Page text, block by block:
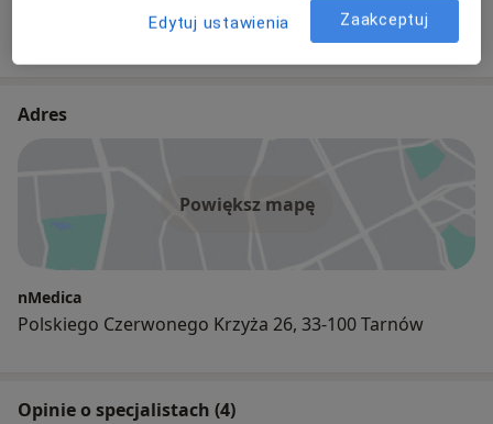
3 opinie
Adres
Powiększ mapę
nMedica
Polskiego Czerwonego Krzyża 26, 33-100 Tarnów
Opinie o specjalistach (4)
Edytuj ustawienia Zaakceptuj